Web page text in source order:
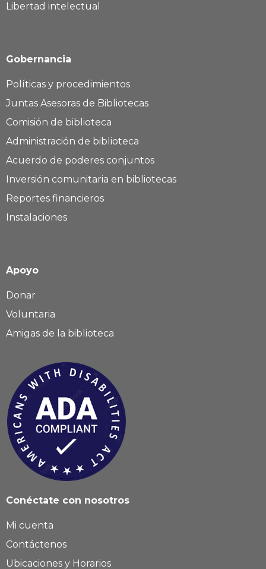
Libertad intelectual
Gobernancia
Políticas y procedimientos
Juntas Asesoras de Bibliotecas
Comisión de biblioteca
Administración de biblioteca
Acuerdo de poderes conjuntos
Inversión comunitaria en bibliotecas
Reportes financieros
Instalaciones
Apoyo
Donar
Voluntaria
Amigas de la biblioteca
Conéctate con nosotros
Mi cuenta
Contáctenos
Ubicaciones y Horarios